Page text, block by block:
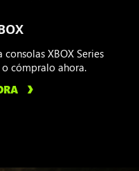
XBOX Series
o cómpralo ahora.